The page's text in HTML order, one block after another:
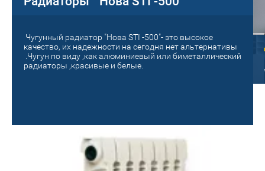
Чугунный радиатор "Нова STI -500"- это высокое
качество, их надежности на сегодня нет альтернативы
.Чугун по виду ,как алюминиевый или биметаллический
радиаторы ,красивые и белые.
с приборами
В наличии вся
секционность.